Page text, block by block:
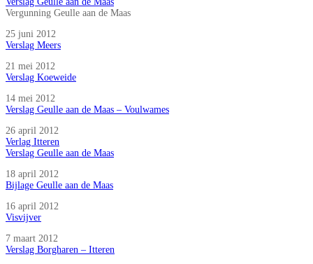
Vergunning Geulle aan de Maas
25 juni 2012
Verslag Meers
21 mei 2012
Verslag Koeweide
14 mei 2012
Verslag Geulle aan de Maas – Voulwames
26 april 2012
Verlag Itteren
Verslag Geulle aan de Maas
18 april 2012
Bijlage Geulle aan de Maas
16 april 2012
Visvijver
7 maart 2012
Verslag Borgharen – Itteren